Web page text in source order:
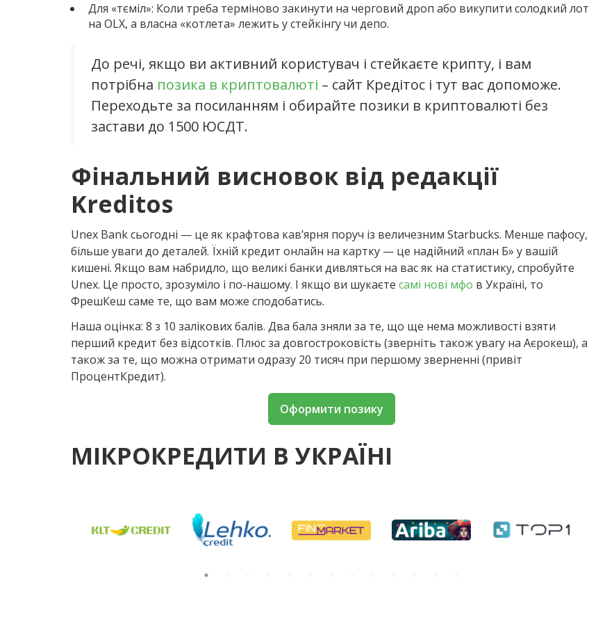
Для «тєміл»: Коли треба терміново закинути на черговий дроп або викупити солодкий лот
на OLX, а власна «котлета» лежить у стейкінгу чи депо.
До речі, якщо ви активний користувач і стейкаєте крипту, і вам
потрібна позика в криптовалюті – сайт Кредітос і тут вас допоможе.
Переходьте за посиланням і обирайте позики в криптовалюті без
застави до 1500 ЮСДТ.
Фінальний висновок від редакції
Kreditos
Unex Bank сьогодні — це як крафтова кав’ярня поруч із величезним Starbucks. Менше пафосу,
більше уваги до деталей. Їхній кредит онлайн на картку — це надійний «план Б» у вашій
кишені. Якщо вам набридло, що великі банки дивляться на вас як на статистику, спробуйте
Unex. Це просто, зрозуміло і по-нашому. І якщо ви шукаєте самі нові мфо в Україні, то
ФрешКеш саме те, що вам може сподобатись.
Наша оцінка: 8 з 10 залікових балів. Два бала зняли за те, що ще нема можливості взяти
перший кредит без відсотків. Плюс за довгостроковість (зверніть також увагу на Аєрокеш), а
також за те, що можна отримати одразу 20 тисяч при першому зверненні (привіт
ПроцентКредит).
Оформити позику
МІКРОКРЕДИТИ В УКРАЇНІ